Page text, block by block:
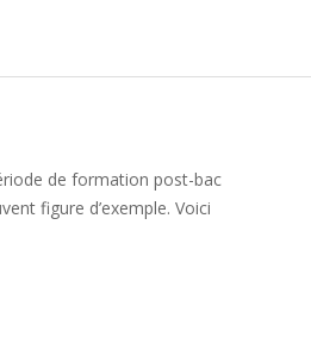
de formation post-bac
figure d’exemple. Voici